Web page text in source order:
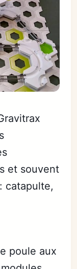
et souvent
catapulte,
poule aux